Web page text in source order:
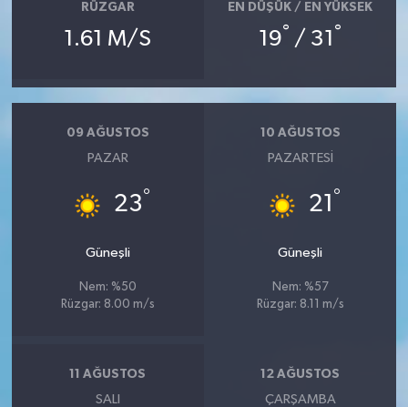
RÜZGAR
1.61 M/S
EN DÜŞÜK / EN YÜKSEK
19° / 31 °
09 AĞUSTOS
PAZAR
23°
Güneşli
Nem: %50
Rüzgar: 8.00 m/s
10 AĞUSTOS
PAZARTESI
21 °
Güneşli
Nem: %57
Rüzgar: 8.11 m/s
11 AĞUSTOS
SALI
12 AĞUSTOS
ÇARŞAMBA